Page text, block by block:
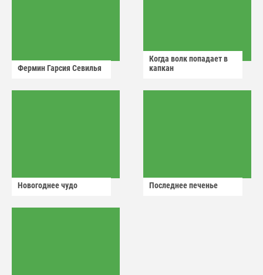
Фермин Гарсия Севилья
Когда волк попадает в
капкан
Новогоднее чудо Последнее печенье